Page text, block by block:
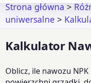
Strona główna>
uniwersalne >
Kalkulator
Oblicz, ile nawozu